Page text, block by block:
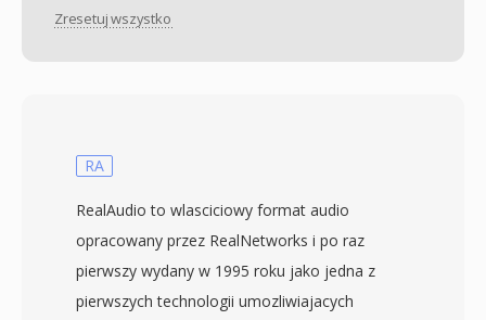
Zresetuj wszystko
RA
RealAudio to wlasciciowy format audio
opracowany przez RealNetworks i po raz
pierwszy wydany w 1995 roku jako jedna z
pierwszych technologii umozliwiajacych